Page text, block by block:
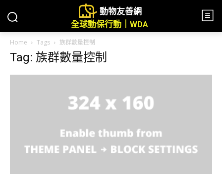
動物友善網
全球動保行動｜WDA
Home Tags 族群數量控制
Tag: 族群數量控制